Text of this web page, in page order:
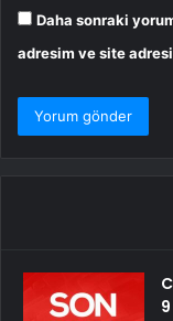
Daha sonraki
adresim ve site